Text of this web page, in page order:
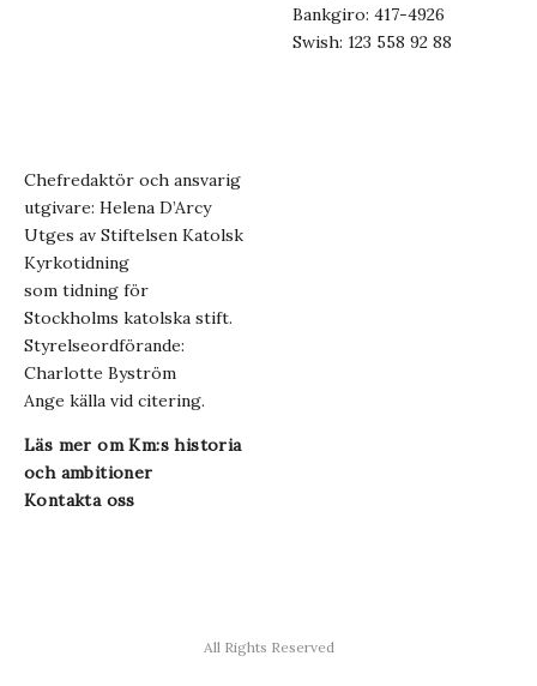
Bankgiro: 417-4926
Swish: 123 558 92 88
Chefredaktör och ansvarig
utgivare: Helena D’Arcy
Utges av Stiftelsen Katolsk
Kyrkotidning
som tidning för
Stockholms katolska stift.
Styrelseordförande:
Charlotte Byström
Ange källa vid citering.
Läs mer om Km:s historia
och ambitioner
Kontakta oss
All Rights Reserved